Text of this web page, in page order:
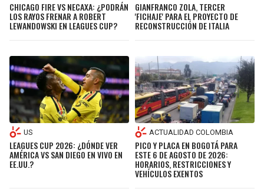
CHICAGO FIRE VS NECAXA: ¿PODRÁN
LOS RAYOS FRENAR A ROBERT
LEWANDOWSKI EN LEAGUES CUP?
GIANFRANCO ZOLA, TERCER
'FICHAJE' PARA EL PROYECTO DE
RECONSTRUCCIÓN DE ITALIA
US
LEAGUES CUP 2026: ¿DÓNDE VER
AMÉRICA VS SAN DIEGO EN VIVO EN
EE.UU.?
ACTUALIDAD COLOMBIA
PICO Y PLACA EN BOGOTÁ PARA
ESTE 6 DE AGOSTO DE 2026:
HORARIOS, RESTRICCIONES Y
VEHÍCULOS EXENTOS